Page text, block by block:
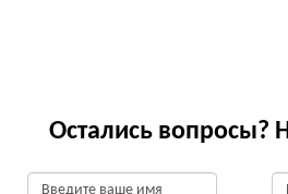
Остались вопросы?